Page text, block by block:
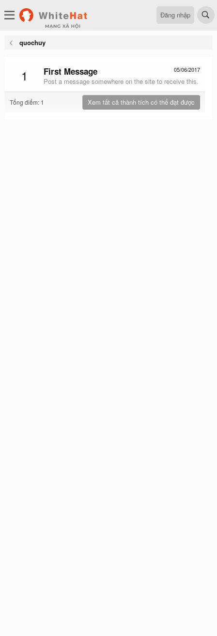
Đăng nhập
quochuy
1 05/06/2017
First Message
Post a message somewhere on the site to receive this.
Tổng điểm: 1 Xem tất cả thành tích có thể đạt được